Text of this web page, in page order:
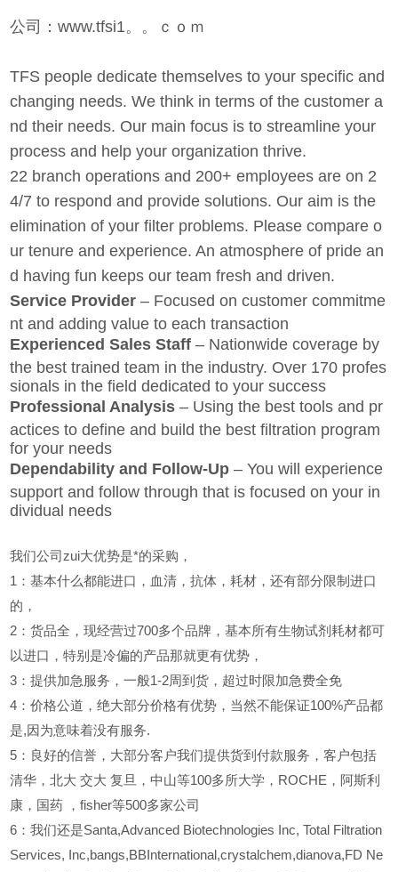
公司：www.tfsi1。。ｃｏｍ
TFS people dedicate themselves to your specific and
changing needs. We think in terms of the customer a
nd their needs. Our main focus is to streamline your
process and help your organization thrive.
22 branch operations and 200+ employees are on 2
4/7 to respond and provide solutions. Our aim is the
elimination of your filter problems. Please compare o
ur tenure and experience. An atmosphere of pride an
d having fun keeps our team fresh and driven.
Service Provider – Focused on customer commitme
nt and adding value to each transaction
Experienced Sales Staff – Nationwide coverage by
the best trained team in the industry. Over 170 profes
sionals in the field dedicated to your success
Professional Analysis – Using the best tools and pr
actices to define and build the best filtration program
for your needs
Dependability and Follow-Up – You will experience
support and follow through that is focused on your in
dividual needs
我们公司zui大优势是*的采购，
1
：基本什么都能进口，血清，抗体，耗材，还有部分限制进口
的，
2 ：货品全，现经营过700多个品牌，基本所有生物试剂耗材都可
以进口，特别是冷偏的产品那就更有优势，
3 ：提供加急服务，一般1-2周到货，超过时限加急费全免
4 ：价格公道，绝大部分价格有优势，当然不能保证100%产品都
是,因为意味着没有服务.
5 ：良好的信誉，大部分客户我们提供货到付款服务，客户包括
清华，北大 交大 复旦，中山等100多所大学，ROCHE，阿斯利
康，国药
，fisher等500多家公司
6 ：我们还是Santa,Advanced Biotechnologies Inc, Total Filtration
Services, Inc,bangs,BBInternational,crystalchem,dianova,FD Ne